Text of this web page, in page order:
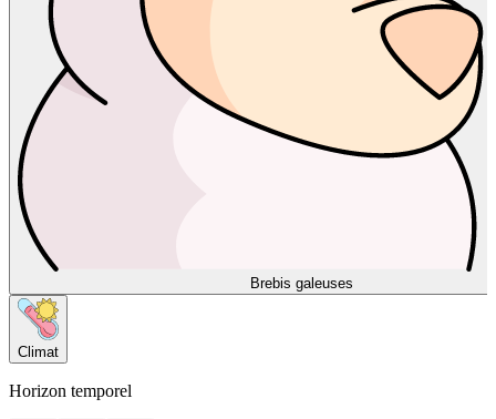
Brebis galeuses
Climat
Horizon temporel